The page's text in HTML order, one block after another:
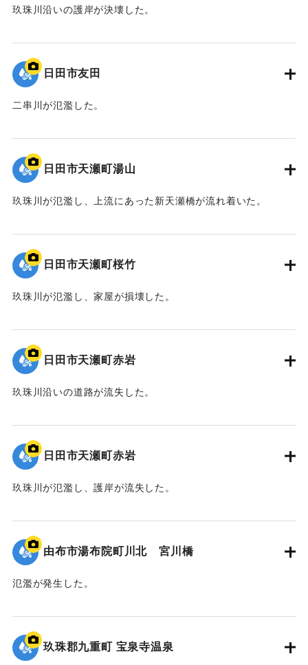
玖珠川沿いの護岸が決壊した。
2020/7/6｜固有コード:01215081
日田市友田
二串川が氾濫した。
2020/7/6｜固有コード:01215080
日田市天瀬町湯山
玖珠川が氾濫し、上流にあった新天瀬橋が流れ着いた。
2020/7/6｜固有コード:01215079
日田市天瀬町桜竹
玖珠川が氾濫し、家屋が損壊した。
2020/7/6｜固有コード:01215078
日田市天瀬町赤岩
玖珠川沿いの道路が流失した。
2020/7/6｜固有コード:01215077
日田市天瀬町赤岩
玖珠川が氾濫し、護岸が流失した。
2020/7/6｜固有コード:01215076
由布市湯布院町川北 宮川橋
氾濫が発生した。
2020/7/6｜固有コード:01215075
玖珠郡九重町 宝泉寺温泉